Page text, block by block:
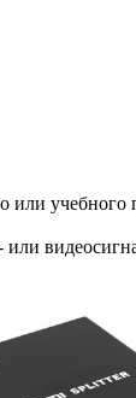
учебного